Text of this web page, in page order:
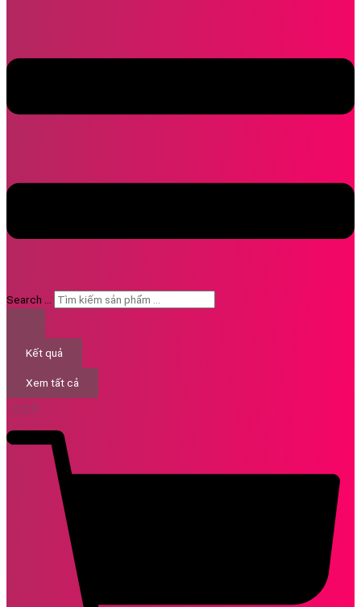
Search ...
Kết quả
Xem tất cả
0 ₫ 0